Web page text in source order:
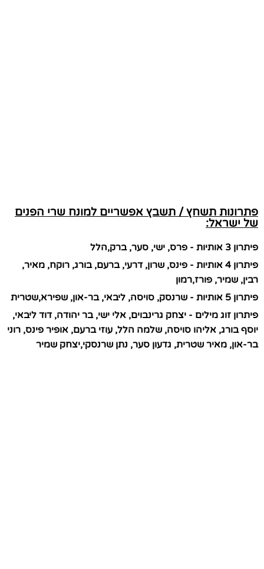
פתרונות תשחץ / תשבץ אפשריים למונח שרי הפנים
של ישראל:
פיתרון 3 אותיות - פרס, ישי, סער, ברק,הלל
פיתרון 4 אותיות - פינס, שרון, דרעי, ברעם, בורג, רוקח, מאיר,
רבין, שמיר, פורז,רמון
פיתרון 5 אותיות - שרנסק, סויסה, ליבאי, בר-און, שפירא,שטרית
פיתרון זוג מילים - יצחק גרינבוים, אלי ישי, בר יהודה, דוד ליבאי,
יוסף בורג, אליהו סויסה, שלמה הלל, עוזי ברעם, אופיר פינס, רוני
בר-און, מאיר שטרית, גדעון סער, נתן שרנסקי,יצחק שמיר